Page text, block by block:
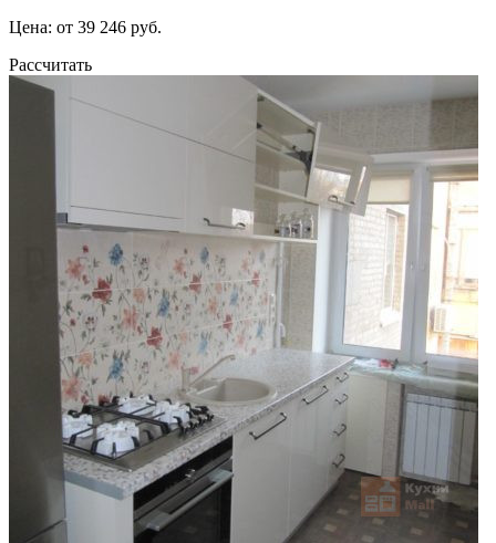
Цена: от 39 246 руб.
Рассчитать